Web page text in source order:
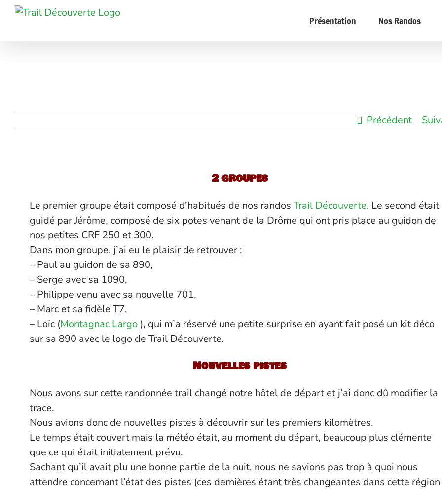
Passer
Présentation Nos Randos
Précédent
2 groupes
Le premier groupe était composé d’habitués de nos randos Trail Découverte. Le second était
guidé par Jérôme, composé de six potes venant de la Drôme qui ont pris place au guidon de
nos petites CRF 250 et 300.
Dans mon groupe, j’ai eu le plaisir de retrouver :
– Paul au guidon de sa 890,
– Serge avec sa 1090,
– Philippe venu avec sa nouvelle 701,
– Marc et sa fidèle T7,
– Loïc (Montagnac Largo ), qui m’a réservé une petite surprise en ayant fait posé un kit déco
sur sa 890 avec le logo de Trail Découverte.
Nouvelles pistes
Nous avons sur cette randonnée trail changé notre hôtel de départ et j’ai donc dû modifier la
trace.
Nous avions donc de nouvelles pistes à découvrir sur les premiers kilomètres.
Le temps était couvert mais la météo était, au moment du départ, beaucoup plus clémente
que ce qui était initialement prévu.
Sachant qu’il avait plu une bonne partie de la nuit, nous ne savions pas trop à quoi nous
attendre concernant l’état des pistes (ces dernières étant très changeantes dans cette région